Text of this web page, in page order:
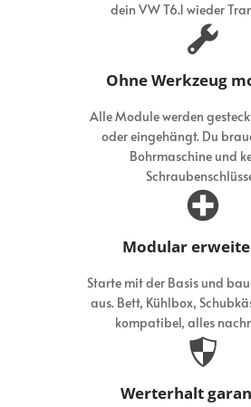
dein VW T6.1 wieder
Ohne Werkzeug
Alle Module werden
oder eingehängt. Du
Bohrmaschine und
Modular
Starte mit der Basis und
aus. Bett, Kühlbox,
kompatibel, alles
Werterhalt